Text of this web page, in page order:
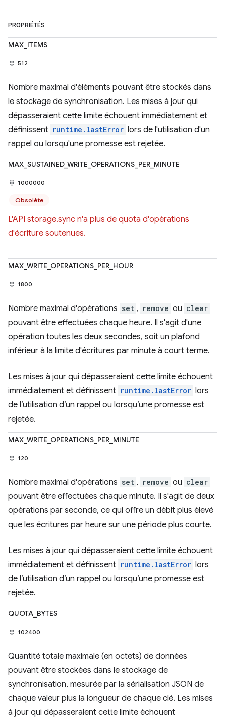
PROPRIÉTÉS
MAX_ITEMS
512
Nombre maximal d'éléments pouvant être stockés dans
le stockage de synchronisation. Les mises à jour qui
dépasseraient cette limite échouent immédiatement et
définissent runtime.lastError lors de l'utilisation d'un
rappel ou lorsqu'une promesse est rejetée.
MAX_SUSTAINED_WRITE_OPERATIONS_PER_MINUTE
1000000
Obsolète
L'API storage.sync n'a plus de quota d'opérations
d'écriture soutenues.
MAX_WRITE_OPERATIONS_PER_HOUR
1800
Nombre maximal d'opérations set , remove ou clear
pouvant être effectuées chaque heure. Il s'agit d'une
opération toutes les deux secondes, soit un plafond
inférieur à la limite d'écritures par minute à court terme.
Les mises à jour qui dépasseraient cette limite échouent
immédiatement et définissent runtime.lastError lors
de l’utilisation d’un rappel ou lorsqu’une promesse est
rejetée.
MAX_WRITE_OPERATIONS_PER_MINUTE
120
Nombre maximal d'opérations set , remove ou clear
pouvant être effectuées chaque minute. Il s'agit de deux
opérations par seconde, ce qui offre un débit plus élevé
que les écritures par heure sur une période plus courte.
Les mises à jour qui dépasseraient cette limite échouent
immédiatement et définissent runtime.lastError lors
de l’utilisation d’un rappel ou lorsqu’une promesse est
rejetée.
QUOTA_BYTES
102400
Quantité totale maximale (en octets) de données
pouvant être stockées dans le stockage de
synchronisation, mesurée par la sérialisation JSON de
chaque valeur plus la longueur de chaque clé. Les mises
à jour qui dépasseraient cette limite échouent